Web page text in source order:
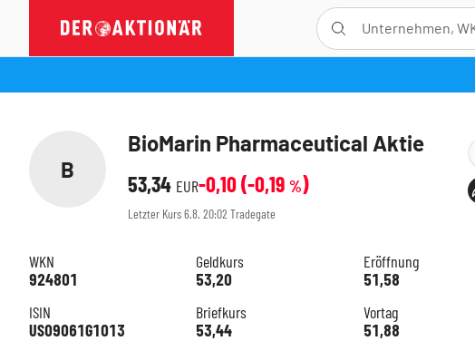
B
BioMarin Pharmaceutical Aktie
53,34 EUR-0,10(-0,19 %)
Letzter Kurs6.8. 20:02 Tradegate
WKN
924801
ISIN
US09061G1013
Geldkurs
53,20
Briefkurs
53,44
Eröffnung
51,58
Vortag
51,88